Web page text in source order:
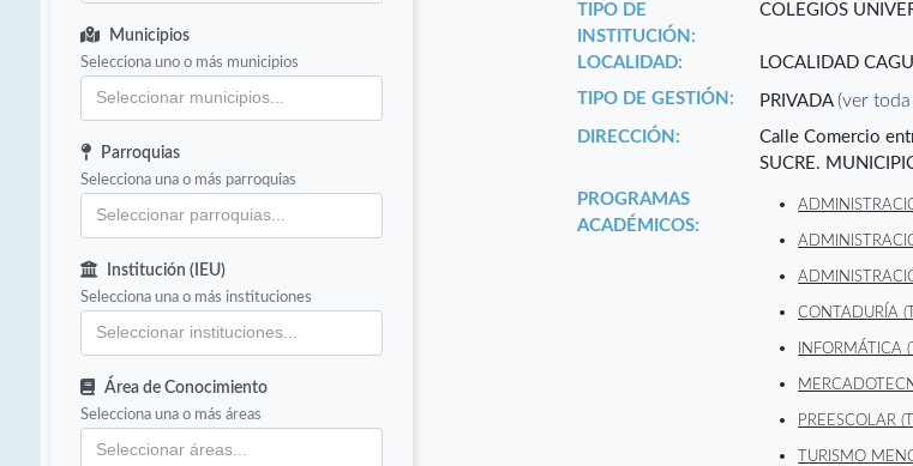
Municipios
Selecciona uno o más municipios
Parroquias
Selecciona una o más parroquias
Institución (IEU)
Selecciona una o más instituciones
Área de Conocimiento
Selecciona una o más áreas
TIPO DE
INSTITUCIÓN:
COLEGIOS
LOCALIDAD:
LOCALIDAD
TIPO DE GESTIÓN:
PRIVADA(ver
DIRECCIÓN:
Calle Comercio
SUCRE.
PROGRAMAS
ACADÉMICOS:
CONTADURÍA
INFORMÁTICA
PREESCOLAR
TURISMO